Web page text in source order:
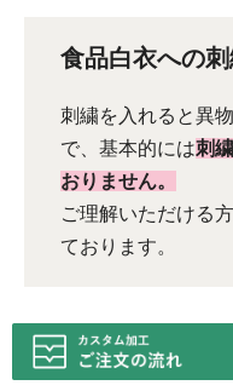
食品白衣への
刺繍を入れると異
で、基本的には刺
おりません。
ご理解いただける
ております。